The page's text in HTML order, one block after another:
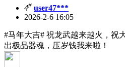
4# user47***
2026-2-6 16:05
#马年大吉# 祝龙武越来越火，祝
出极品器魂，压岁钱我来啦！